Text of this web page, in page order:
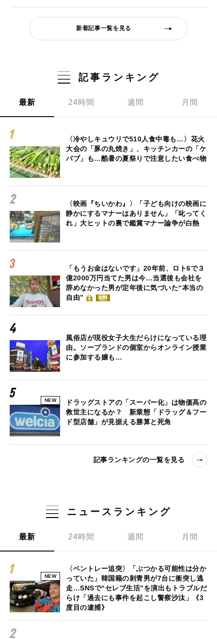
新着記事一覧を見る
記事ランキング
最新 24時間 週間 月間
〈冷やしキュウリで510人食中毒も…〉花火
大会の「豚の丸焼き」、キッチンカーの「ケ
バブ」も…酷暑の夏祭りで注意したい食べ物
〈映画『ちいかわ』〉「子ども向けの映画に
静かにするマナーはありません」「叱ってく
れ」大ヒットの裏で鑑賞マナー論争が白熱
「もうお金はないです」20年前、ロト6で３
億2000万円当てた男は今…当選後も会社を
辞めなかった男が定年後に気づいた“本当の
自由”
有料
風俗店が現役女子大生だらけになっている理
由。ソープランドの個室からオンライン授業
に参加する嬢も…
NEW
ドラッグストアの「スーパー化」は物価高の
救世主になるか？ 新業態「ドラッグ＆フー
ド型店舗」が見据える勝算と死角
記事ランキングの一覧を見る
ニュースランキング
最新 24時間 週間 月間
NEW
〈ベントレー追突〉「ぶつかる可能性は分か
っていた」韓国籍の刺青男が7台に衝突し逃
走…SNSで“セレブ生活”を演出もトラブルだ
らけ「過去にも事件を起こし警察沙汰」《3
度目の逮捕》